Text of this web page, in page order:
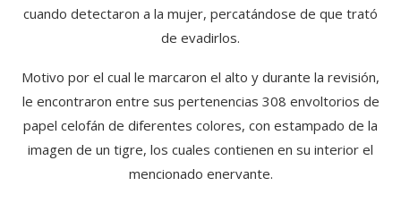
cuando detectaron a la mujer, percatándose de que trató
de evadirlos.
Motivo por el cual le marcaron el alto y durante la revisión,
le encontraron entre sus pertenencias 308 envoltorios de
papel celofán de diferentes colores, con estampado de la
imagen de un tigre, los cuales contienen en su interior el
mencionado enervante.